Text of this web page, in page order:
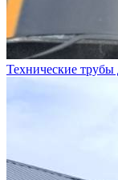
Технические